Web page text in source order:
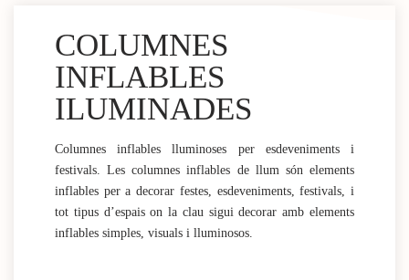
COLUMNES
INFLABLES
ILUMINADES
Columnes inflables lluminoses per esdeveniments i
festivals. Les columnes inflables de llum són elements
inflables per a decorar festes, esdeveniments, festivals, i
tot tipus d’espais on la clau sigui decorar amb elements
inflables simples, visuals i lluminosos.